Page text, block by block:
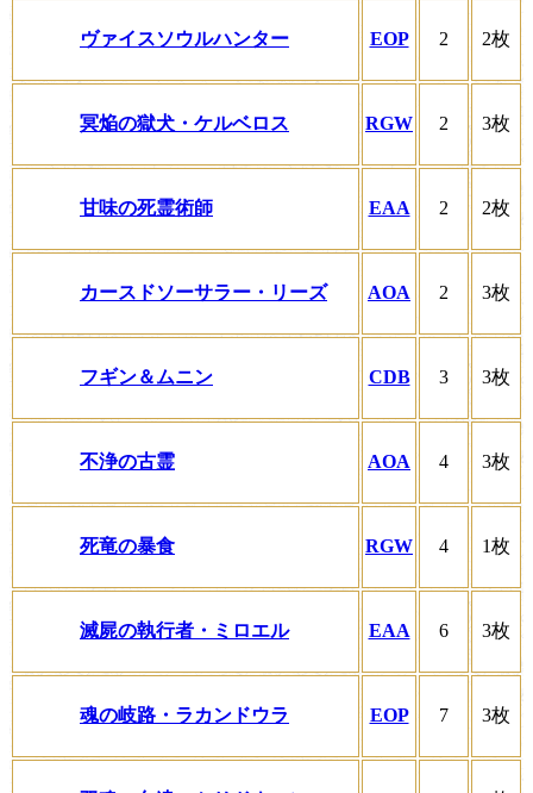
ヴァイスソウルハンター EOP 2 2枚
冥焔の獄犬・ケルベロス RGW 2 3枚
甘味の死霊術師 EAA 2 2枚
カースドソーサラー・リーズ AOA 2 3枚
フギン＆ムニン CDB 3 3枚
不浄の古霊 AOA 4 3枚
死竜の暴食 RGW 4 1枚
滅屍の執行者・ミロエル EAA 6 3枚
魂の岐路・ラカンドウラ EOP 7 3枚